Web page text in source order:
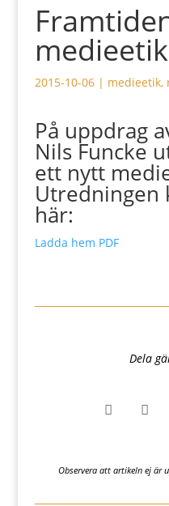
medieetik
2015-10-06| medieetik,
På uppdrag
Nils Funcke
ett nytt
Utredningen
här:
Ladda hem PDF
Dela
 
Observera att artikeln ej är